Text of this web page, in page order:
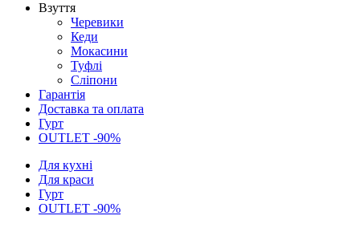
Взуття
Черевики
Кеди
Мокасини
Туфлі
Сліпони
Гарантія
Доставка та оплата
Гурт
OUTLET -90%
Для кухні
Для краси
Гурт
OUTLET -90%